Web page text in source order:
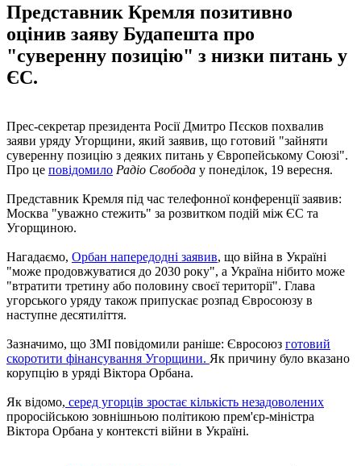
Представник Кремля позитивно
оцінив заяву Будапешта про
"суверенну позицію" з низки питань у
ЄС.
Прес-секретар президента Росії Дмитро Пєсков похвалив
заяви уряду Угорщини, який заявив, що готовий "зайняти
суверенну позицію з деяких питань у Європейському Союзі".
Про це повідомило Радіо Свобода у понеділок, 19 вересня.
Представник Кремля під час телефонної конференції заявив:
Москва "уважно стежить" за розвитком подій між ЄС та
Угорщиною.
Нагадаємо, Орбан напередодні заявив, що війна в Україні
"може продовжуватися до 2030 року", а Україна нібито може
"втратити третину або половину своєї території". Глава
угорського уряду також припускає розпад Євросоюзу в
наступне десятиліття.
Зазначимо, що ЗМІ повідомили раніше: Євросоюз готовий
скоротити фінансування Угорщини. Як причину було вказано
корупцію в уряді Віктора Орбана.
Як відомо, серед угорців зростає кількість незадоволених
проросійською зовнішньою політикою прем'єр-міністра
Віктора Орбана у контексті війни в Україні.